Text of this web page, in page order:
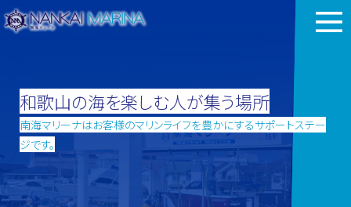
和歌山の海を楽しむ人が集う場所
南海マリーナはお客様のマリンライフを豊かにするサポートステー
ジです。